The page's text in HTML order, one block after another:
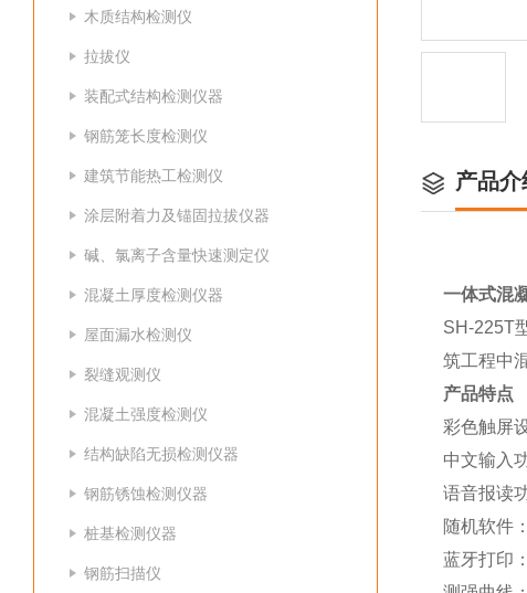
木质结构检测仪
拉拔仪
装配式结构检测仪器
钢筋笼长度检测仪
建筑节能热工检测仪
涂层附着力及锚固拉拔仪器
碱、氯离子含量快速测定仪
混凝土厚度检测仪器
屋面漏水检测仪
裂缝观测仪
混凝土强度检测仪
结构缺陷无损检测仪器
钢筋锈蚀检测仪器
桩基检测仪器
钢筋扫描仪
产品介
一体式混
SH-225T
筑工程中
产品特点
彩色触屏
中文输入
语音报读
随机软件
蓝牙打印